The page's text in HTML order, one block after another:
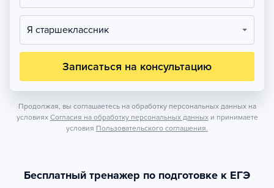
Я старшеклассник
Записаться на консультацию
Продолжая, вы соглашаетесь на обработку персональных данных на
условиях Согласия на обработку персональных данных и принимаете
условия Пользовательского соглашения.
Бесплатный тренажер по подготовке к ЕГЭ